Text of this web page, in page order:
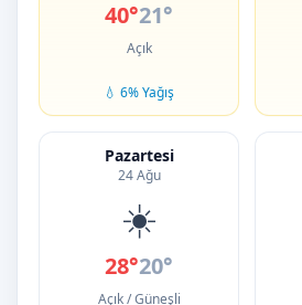
40°21°
Açık
💧 6% Yağış
Pazartesi
24 Ağu
☀️
28°20°
Açık / Güneşli